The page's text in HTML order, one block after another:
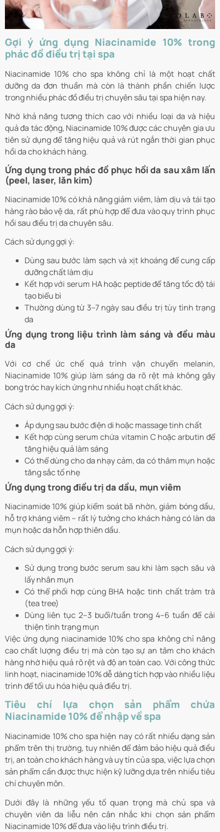
Gợi ý ứng dụng Niacinamide 10% trong
phác đồ điều trị tại spa
Niacinamide 10% cho spa không chỉ là một hoạt chất
dưỡng da đơn thuần mà còn là thành phần chiến lược
trong nhiều phác đồ điều trị chuyên sâu tại spa hiện nay.
Nhờ khả năng tương thích cao với nhiều loại da và hiệu
quả đa tác động, Niacinamide 10% được các chuyên gia ưu
tiên sử dụng để tăng hiệu quả và rút ngắn thời gian phục
hồi da cho khách hàng.
Ứng dụng trong phác đồ phục hồi da sau xâm lấn
(peel, laser, lăn kim)
Niacinamide 10% có khả năng giảm viêm, làm dịu và tái tạo
hàng rào bảo vệ da, rất phù hợp để đưa vào quy trình phục
hồi sau điều trị da chuyên sâu.
Cách sử dụng gợi ý:
Dùng sau bước làm sạch và xịt khoáng để cung cấp
dưỡng chất làm dịu
Kết hợp với serum HA hoặc peptide để tăng tốc độ tái
tạo biểu bì
Thường dùng từ 3–7 ngày sau điều trị tùy tình trạng
da
Ứng dụng trong liệu trình làm sáng và đều màu
da
Với cơ chế ức chế quá trình vận chuyển melanin,
Niacinamide 10% giúp làm sáng da rõ rệt mà không gây
bong tróc hay kích ứng như nhiều hoạt chất khác.
Cách sử dụng gợi ý:
Áp dụng sau bước điện di hoặc massage tinh chất
Kết hợp cùng serum chứa vitamin C hoặc arbutin để
tăng hiệu quả làm sáng
Có thể dùng cho da nhạy cảm, da có thâm mụn hoặc
tăng sắc tố nhẹ
Ứng dụng trong điều trị da dầu, mụn viêm
Niacinamide 10% giúp kiểm soát bã nhờn, giảm bóng dầu,
hỗ trợ kháng viêm – rất lý tưởng cho khách hàng có làn da
mụn hoặc da hỗn hợp thiên dầu.
Cách sử dụng gợi ý:
Sử dụng trong bước serum sau khi làm sạch sâu và
lấy nhân mụn
Có thể phối hợp cùng BHA hoặc tinh chất tràm trà
(tea tree)
Dùng liên tục 2–3 buổi/tuần trong 4–6 tuần để cải
thiện tình trạng mụn
Việc ứng dụng niacinamide 10% cho spa không chỉ nâng
cao chất lượng điều trị mà còn tạo sự an tâm cho khách
hàng nhờ hiệu quả rõ rệt và độ an toàn cao. Với công thức
linh hoạt, niacinamide 10% dễ dàng tích hợp vào nhiều liệu
trình để tối ưu hóa hiệu quả điều trị.
Tiêu chí lựa chọn sản phẩm chứa
Niacinamide 10% để nhập về spa
Niacinamide 10% cho spa hiện nay có rất nhiều dạng sản
phẩm trên thị trường, tuy nhiên để đảm bảo hiệu quả điều
trị, an toàn cho khách hàng và uy tín của spa, việc lựa chọn
sản phẩm cần được thực hiện kỹ lưỡng dựa trên nhiều tiêu
chí chuyên môn.
Dưới đây là những yếu tố quan trọng mà chủ spa và
chuyên viên da liễu nên cân nhắc khi chọn sản phẩm
Niacinamide 10% để đưa vào liệu trình điều trị.